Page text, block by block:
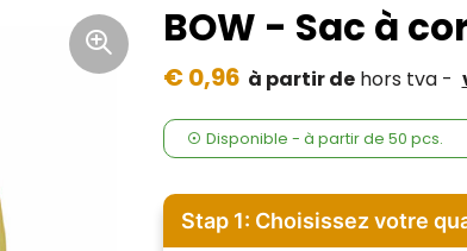
BOW - Sac à
€ 0,96 à partir dehors tva -
Disponible - à partir de 50 pcs.
Stap 1: Choisissez votre